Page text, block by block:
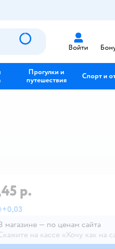
Войти
Прогулки и
путешествия
Спорт и
р.
+0,03
магазине — по ценам сайта
на кассе «Хочу как на
магазине — по ценам сайта